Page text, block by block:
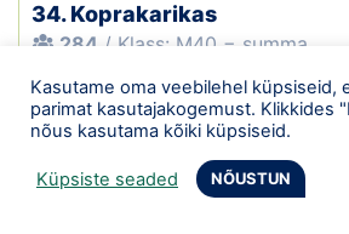
34. Koprakarikas
284 / Klass: M40 − summa
34. Koprakarikas
284/ Klass: M40 − 1p
Kasutame oma veebilehel küpsiseid,
parimat kasutajakogemust. Klikkides
nõus kasutama kõiki küpsiseid.
Küpsiste seaded NÕUSTUN